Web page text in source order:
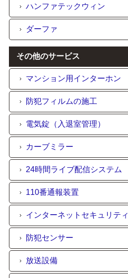
ハンファテックウィン
ダーファ
その他のサービス
マンション用インターホン
防犯フィルムの施工
電気錠（入退室管理）
カーブミラー
24時間ライブ配信システム
110番通報装置
インターネットセキュリティ
防犯センサー
放送設備